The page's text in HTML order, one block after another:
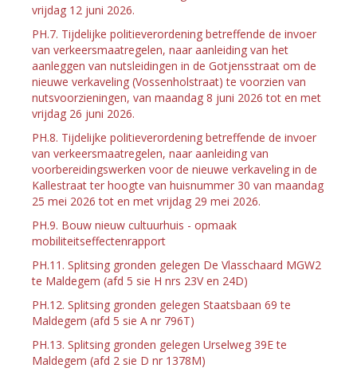
vrijdag 12 juni 2026.
PH.7. Tijdelijke politieverordening betreffende de invoer
van verkeersmaatregelen, naar aanleiding van het
aanleggen van nutsleidingen in de Gotjensstraat om de
nieuwe verkaveling (Vossenholstraat) te voorzien van
nutsvoorzieningen, van maandag 8 juni 2026 tot en met
vrijdag 26 juni 2026.
PH.8. Tijdelijke politieverordening betreffende de invoer
van verkeersmaatregelen, naar aanleiding van
voorbereidingswerken voor de nieuwe verkaveling in de
Kallestraat ter hoogte van huisnummer 30 van maandag
25 mei 2026 tot en met vrijdag 29 mei 2026.
PH.9. Bouw nieuw cultuurhuis - opmaak
mobiliteitseffectenrapport
PH.11. Splitsing gronden gelegen De Vlasschaard MGW2
te Maldegem (afd 5 sie H nrs 23V en 24D)
PH.12. Splitsing gronden gelegen Staatsbaan 69 te
Maldegem (afd 5 sie A nr 796T)
PH.13. Splitsing gronden gelegen Urselweg 39E te
Maldegem (afd 2 sie D nr 1378M)